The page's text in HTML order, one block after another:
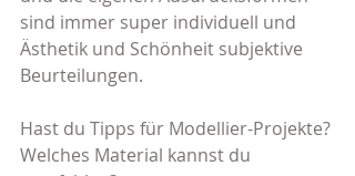
sind immer super individuell und
Ästhetik und Schönheit subjektive
Beurteilungen.
Hast du Tipps für Modellier-Projekte?
Welches Material kannst du